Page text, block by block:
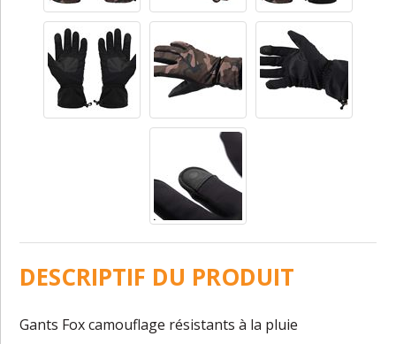
DESCRIPTIF DU PRODUIT
Gants Fox camouflage résistants à la pluie